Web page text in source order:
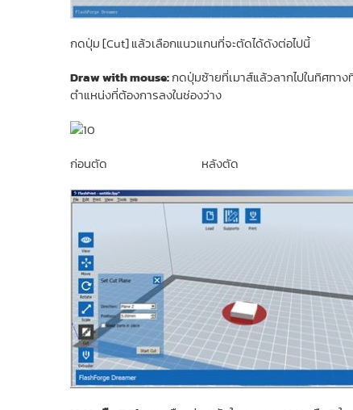
กดปุ่ม [Cut] แล้วเลือกแนวแกนที่จะตัดได้ดังต่อไปนี้
Draw with mouse:กดปุ่มซ้ายที่เมาส์แล้วลากไปในทิศทา
ตำแหน่งที่ต้องการลงในช่องว่าง
ก่อนตัด หลังตัด